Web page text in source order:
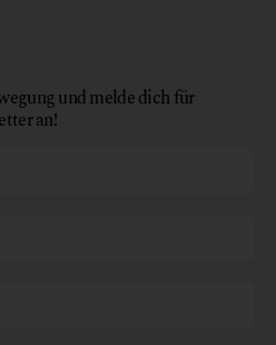
und melde dich für
an!